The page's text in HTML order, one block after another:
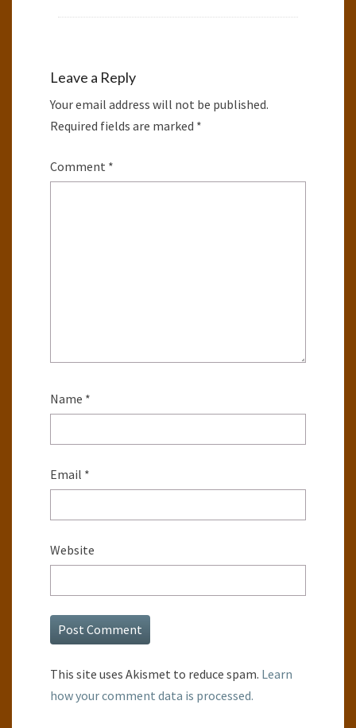
Leave a Reply
Your email address will not be published.
Required fields are marked *
Comment *
Name *
Email *
Website
This site uses Akismet to reduce spam. Learn
how your comment data is processed.